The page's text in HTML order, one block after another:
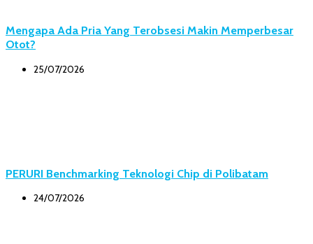
Mengapa Ada Pria Yang Terobsesi Makin Memperbesar
Otot?
25/07/2026
PERURI Benchmarking Teknologi Chip di Polibatam
24/07/2026